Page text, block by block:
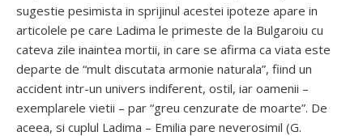
sugestie pesimista in sprijinul acestei ipoteze apare in
articolele pe care Ladima le primeste de la Bulgaroiu cu
cateva zile inaintea mortii, in care se afirma ca viata este
departe de “mult discutata armonie naturala”, fiind un
accident intr-un univers indiferent, ostil, iar oamenii –
exemplarele vietii – par “greu cenzurate de moarte”. De
aceea, si cuplul Ladima – Emilia pare neverosimil (G.